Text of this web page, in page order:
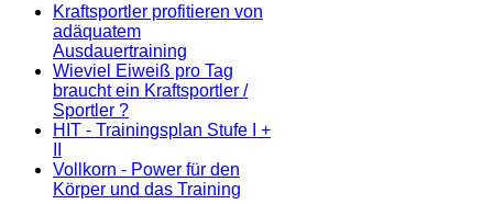
Kraftsportler profitieren von
adäquatem
Ausdauertraining
Wieviel Eiweiß pro Tag
braucht ein Kraftsportler /
Sportler ?
HIT - Trainingsplan Stufe I +
Vollkorn - Power für den
Körper und das Training